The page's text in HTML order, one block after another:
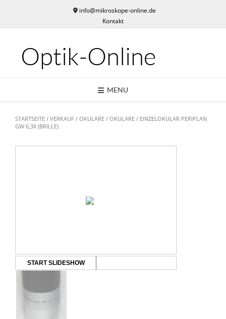
content
info@mikroskope-online.de
Kontakt
Optik-Online
MENU
STARTSEITE / VERKAUF / OKULARE / OKULARE / EINZELOKULAR PERIPLAN
GW 6,3X (BRILLE)
START SLIDESHOW